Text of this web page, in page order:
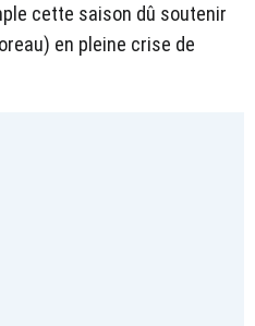
cette saison dû soutenir
en pleine crise de